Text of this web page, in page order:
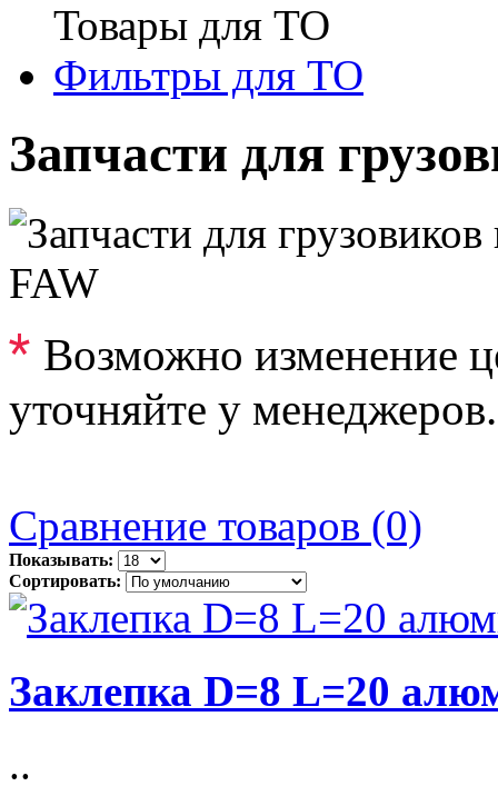
Товары для ТО
Фильтры для ТО
Запчасти для
FAW
* Возможно изменение
уточняйте у менеджеров.
Сравнение товаров (0)
Показывать:
Сортировать:
Заклепка D=8 L=20
..